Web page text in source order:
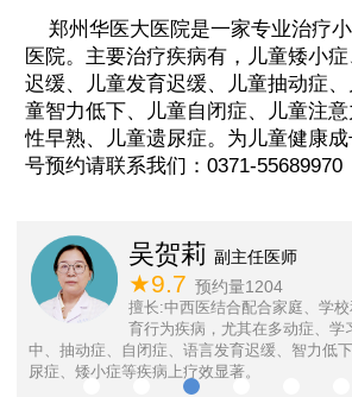
郑州华医大医院是一家专业治疗
医院。主要治疗疾病有，儿童矮小
迟缓、儿童发育迟缓、儿童抽动症
童智力低下、儿童自闭症、儿童注
性早熟、儿童遗尿症。为儿童健康
号预约请联系我们：0371-55689970
吴贺莉 副主任医师
★9.7 预约量1204
擅长:中西医结合配合家庭、学
育行为疾病，尤其在多动症、学
中、抽动症、自闭症、语言发育迟缓、智力低
尿症、矮小症等疾病上疗效显著。